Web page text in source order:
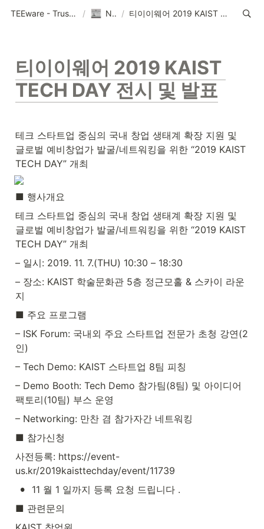
TEEware - Trustworthy Security Solution Provider / News / 티이이웨어 2019 KAIST TECH DAY 전시 및 발표
티이이웨어 2019 KAIST
TECH DAY 전시 및 발표
테크 스타트업 중심의 국내 창업 생태계 확장 지원 및
글로벌 예비창업가 발굴/네트워킹을 위한 “2019 KAIST
TECH DAY” 개최
■ 행사개요
테크 스타트업 중심의 국내 창업 생태계 확장 지원 및
글로벌 예비창업가 발굴/네트워킹을 위한 “2019 KAIST
TECH DAY” 개최
– 일시: 2019. 11. 7.(THU) 10:30 – 18:30
– 장소: KAIST 학술문화관 5층 정근모홀 & 스카이 라운
지
■ 주요 프로그램
– ISK Forum: 국내외 주요 스타트업 전문가 초청 강연(2
인)
– Tech Demo: KAIST 스타트업 8팀 피칭
– Demo Booth: Tech Demo 참가팀(8팀) 및 아이디어
팩토리(10팀) 부스 운영
– Networking: 만찬 겸 참가자간 네트워킹
■ 참가신청
사전등록: https://event-
us.kr/2019kaisttechday/event/11739
•
11 월 1 일까지 등록 요청 드립니다 .
■ 관련문의